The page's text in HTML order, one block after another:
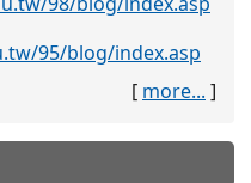
[ more... ]